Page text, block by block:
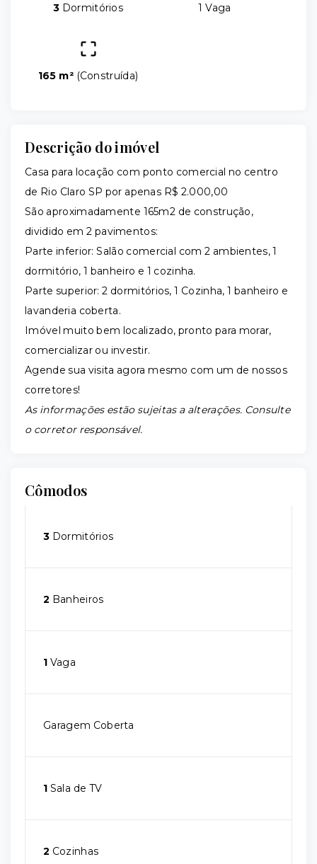
3 Dormitórios 1 Vaga
165 m² (Construída)
Descrição do imóvel
Casa para locação com ponto comercial no centro
de Rio Claro SP por apenas R$ 2.000,00
São aproximadamente 165m2 de construção,
dividido em 2 pavimentos:
Parte inferior: Salão comercial com 2 ambientes, 1
dormitório, 1 banheiro e 1 cozinha.
Parte superior: 2 dormitórios, 1 Cozinha, 1 banheiro e
lavanderia coberta.
Imóvel muito bem localizado, pronto para morar,
comercializar ou investir.
Agende sua visita agora mesmo com um de nossos
corretores!
As informações estão sujeitas a alterações. Consulte
o corretor responsável.
Cômodos
3 Dormitórios
2 Banheiros
1 Vaga
Garagem Coberta
1 Sala de TV
2 Cozinhas